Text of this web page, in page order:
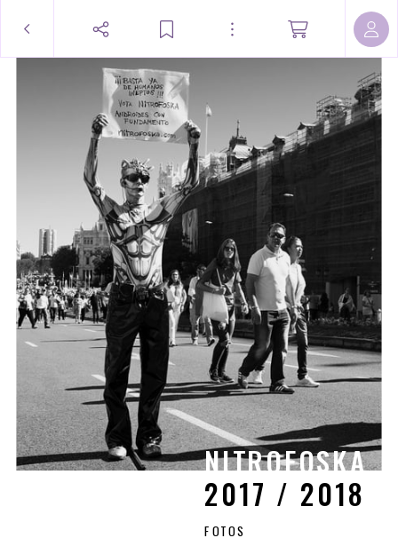
FOTOS
NITROFOSKA
2017 / 2018
NITROFOSKA
2017 / 2018